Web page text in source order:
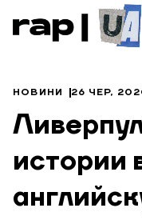
НОВИНИ 26 ЧЕР,
истории